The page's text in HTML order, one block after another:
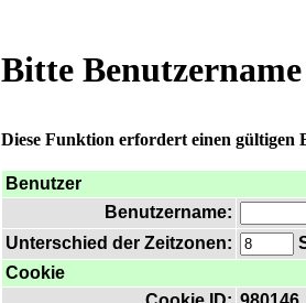
Bitte
Diese Funktion erfordert einen gültigen
Benutzer
Benutzername:
Unterschied der Zeitzonen:
Cookie